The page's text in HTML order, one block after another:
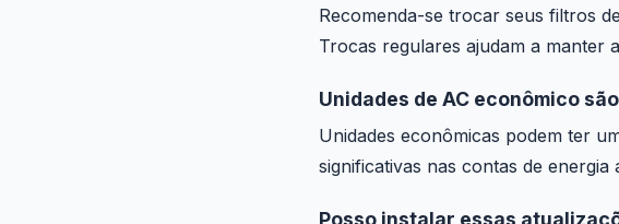
Recomenda-se trocar seus filtros
Trocas regulares ajudam a manter
Unidades de AC econômico
Unidades econômicas podem ter
significativas nas contas de
Posso instalar essas